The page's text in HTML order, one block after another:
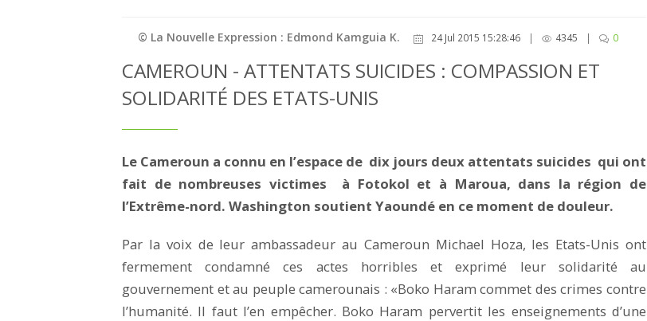
© La Nouvelle Expression : Edmond Kamguia K. 24 Jul 2015 15:28:46 | 4345 | 0
CAMEROUN - ATTENTATS SUICIDES : COMPASSION ET
SOLIDARITÉ DES ETATS-UNIS
Le Cameroun a connu en l’espace de dix jours deux attentats suicides qui ont
fait de nombreuses victimes à Fotokol et à Maroua, dans la région de
l’Extrême-nord. Washington soutient Yaoundé en ce moment de douleur.
Par la voix de leur ambassadeur au Cameroun Michael Hoza, les Etats-Unis ont
fermement condamné ces actes horribles et exprimé leur solidarité au
gouvernement et au peuple camerounais : «Boko Haram commet des crimes contre
l’humanité. Il faut l’en empêcher. Boko Haram pervertit les enseignements d’une